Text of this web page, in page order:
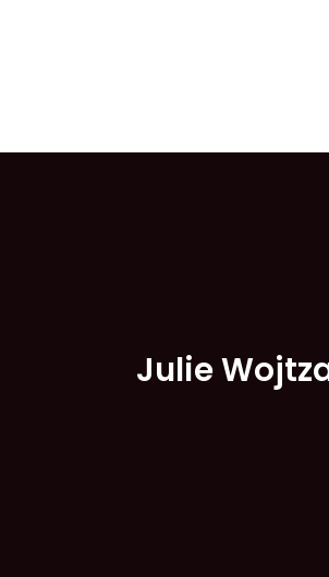
Julie